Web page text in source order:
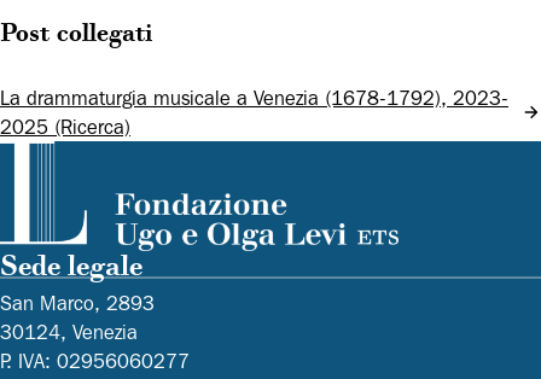
Post collegati
La drammaturgia musicale a Venezia (1678-1792), 2023-
2025 (Ricerca)
Sede legale
San Marco, 2893
30124, Venezia
P. IVA: 02956060277